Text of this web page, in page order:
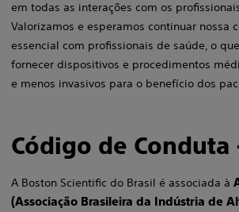
em todas as interações com os
Valorizamos e esperamos continuar nossa
essencial com profissionais de saúde, o
fornecer dispositivos e procedimentos
e menos invasivos para o benefício dos
Código de Conduta
A Boston Scientific do Brasil é associada à
(Associação Brasileira da Indústria de